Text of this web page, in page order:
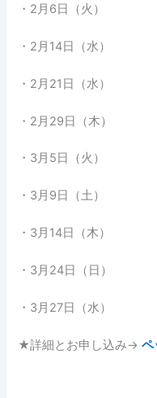
・2月6日（火）
・2月14日（水）
・2月21日（水）
・2月29日（木）
・3月5日（火）
・3月9日（土）
・3月14日（木）
・3月24日（日）
・3月27日（水）
★詳細とお申し込み→ペ